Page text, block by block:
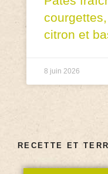
citron et
8 juin 2026
RECETTE ET